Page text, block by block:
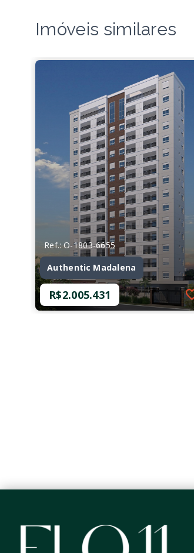
Imóveis similares
Ref.: O-1803-6655
Authentic Madalena
R$2.005.431